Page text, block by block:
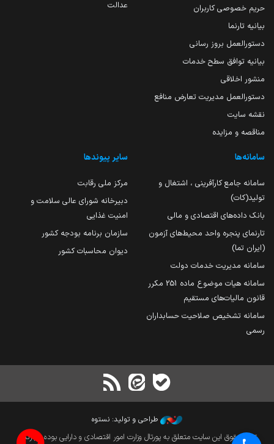
حریم خصوصی کاربران
بیانیه تارنما
دستورالعمل بروز رسانی
بیانیه توافق سطح خدمات
منشور اخلاقی
دستورالعمل مدیریت تعارض منافع
نقشه سایت
مناقصه و مزایده
عدالت
سامانه‌ها
سامانه جامع کارآفرینی ، اشتغال و
تولید(کات)
بانک داده‌های اقتصادی و مالی
تارنمای پنجره واحد محیط‌های آزمون
(ایران تما)
سامانه مدیریت خدمات دولت
سامانه هیات موضوع ماده 251 مکرر
قانون مالیات‌های مستقیم
سامانه تشخیص صلاحیت حسابداران
رسمی
سایر پیوندها
مرکز ملی رقابت
دبیرخانه شورای عالی سلامت و
امنیت غذایی
سازمان برنامه بودجه کشور
دیوان محاسبات کشور
طراحی و تولید: نستوه
تمام حقوق این سایت متعلق به پورتال وزارت امور اقتصادی و دارایی بوده و بازنشر